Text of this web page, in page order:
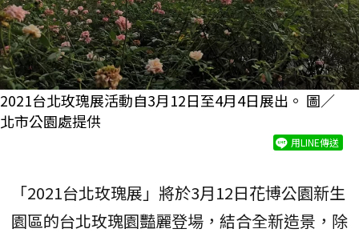
2021台北玫瑰展活動自3月12日至4月4日展出。 圖／
北市公園處提供
用LINE傳送
「2021台北玫瑰展」將於3月12日花博公園新生
園區的台北玫瑰園豔麗登場，結合全新造景，除